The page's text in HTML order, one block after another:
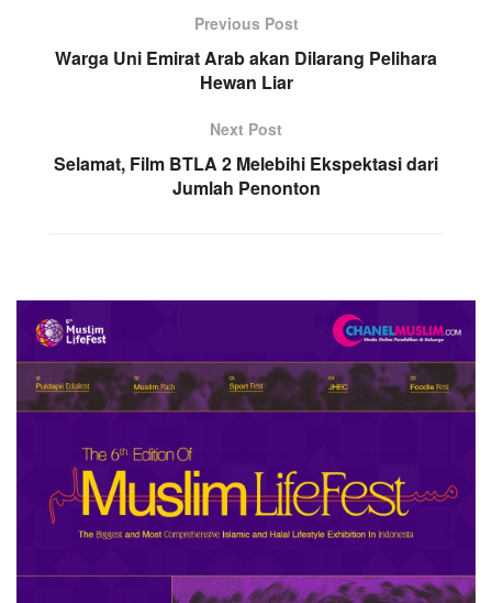
Previous Post
Warga Uni Emirat Arab akan Dilarang Pelihara
Hewan Liar
Next Post
Selamat, Film BTLA 2 Melebihi Ekspektasi dari
Jumlah Penonton